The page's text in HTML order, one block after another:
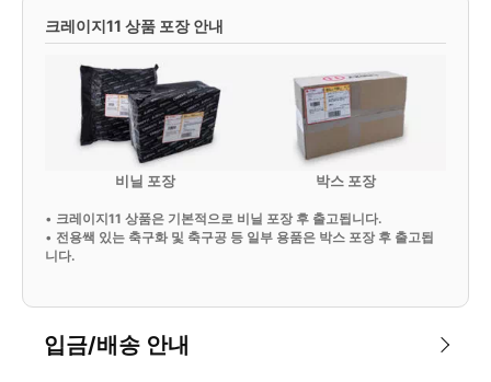
크레이지11 상품 포장 안내
비닐 포장 박스 포장
• 크레이지11 상품은 기본적으로 비닐 포장 후 출고됩니다.
• 전용쌕 있는 축구화 및 축구공 등 일부 용품은 박스 포장 후 출고됩
니다.
입금/배송 안내